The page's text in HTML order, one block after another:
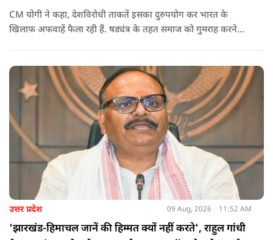
CM योगी ने कहा, देशविरोधी ताकतें इसका दुरुपयोग कर भारत के
खिलाफ अफवाहें फैला रही हैं. षड्यंत्र के तहत समाज को गुमराह करने
उत्तर प्रदेश 09 Aug, 2026 11:52 AM
'झारखंड-हिमाचल जानें की हिम्मत क्यों नहीं करते', राहुल गांधी